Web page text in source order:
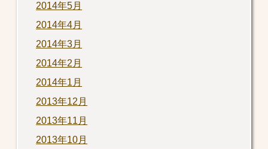
2014年5月
2014年4月
2014年3月
2014年2月
2014年1月
2013年12月
2013年11月
2013年10月